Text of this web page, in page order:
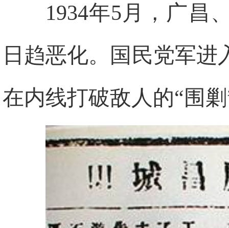
1934年5月，广昌
日趋恶化。国民党军
在内线打破敌人的“围